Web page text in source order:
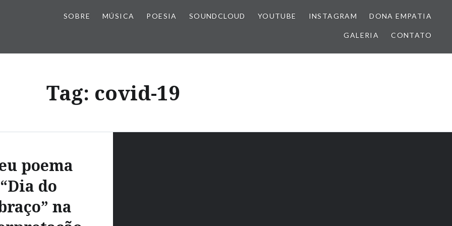
SOBRE MÚSICA POESIA SOUNDCLOUD YOUTUBE INSTAGRAM DONA EMPATIA
GALERIA CONTATO
Tag: covid-19
poema
“Dia do
na